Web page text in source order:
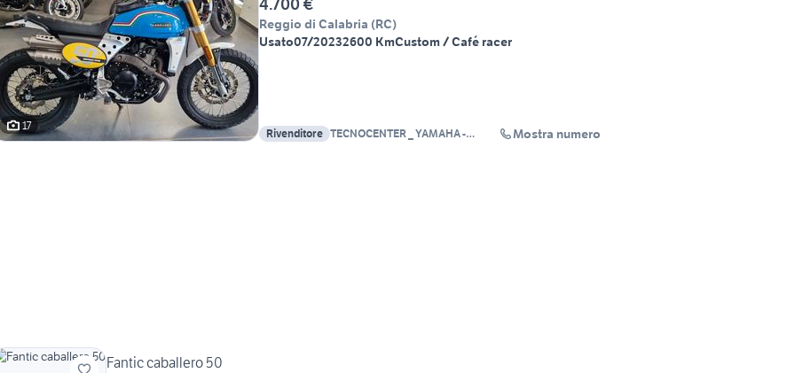
17
4.700 €
Reggio di Calabria (RC)
Usato07/20232600 KmCustom / Café racer
Rivenditore TECNOCENTER _ YAMAHA -
Mostra numero
Fantic caballero 50